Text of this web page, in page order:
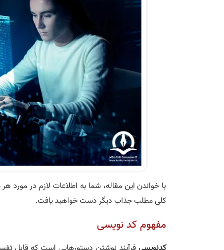
با خواندن این مقاله، شما به اطلاعات لازم در مورد
کلی مطلب جذاب دیگر دست خواهید یافت.
مفهوم کد نویسی